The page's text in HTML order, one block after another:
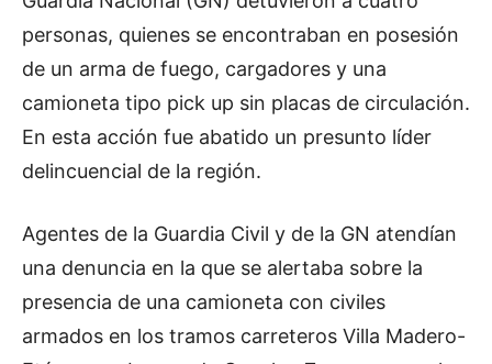
personas, quienes se encontraban en posesión
de un arma de fuego, cargadores y una
camioneta tipo pick up sin placas de circulación.
En esta acción fue abatido un presunto líder
delincuencial de la región.
Agentes de la Guardia Civil y de la GN atendían
una denuncia en la que se alertaba sobre la
presencia de una camioneta con civiles
armados en los tramos carreteros Villa Madero-